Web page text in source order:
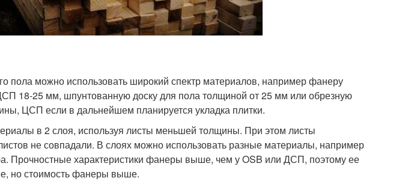
пола можно использовать широкий спектр материалов, например фанеру
18-25 мм, шпунтованную доску для пола толщиной от 25 мм или обрезную
ЦСП если в дальнейшем планируется укладка плитки.
в 2 слоя, используя листы меньшей толщины. При этом листы
не совпадали. В слоях можно использовать разные материалы, например
Прочностные характеристики фанеры выше, чем у OSB или ДСП, поэтому ее
но стоимость фанеры выше.